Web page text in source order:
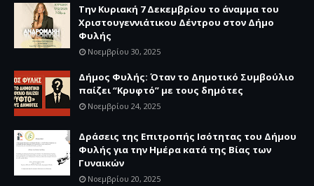
Την Κυριακή 7 Δεκεμβρίου το άναμμα του
Χριστουγεννιάτικου Δέντρου στον Δήμο
Φυλής
Νοεμβρίου 30, 2025
Δήμος Φυλής: Όταν το Δημοτικό Συμβούλιο
παίζει “Κρυφτό” με τους δημότες
Νοεμβρίου 24, 2025
Δράσεις της Επιτροπής Ισότητας του Δήμου
Φυλής για την Ημέρα κατά της Βίας των
Γυναικών
Νοεμβρίου 20, 2025